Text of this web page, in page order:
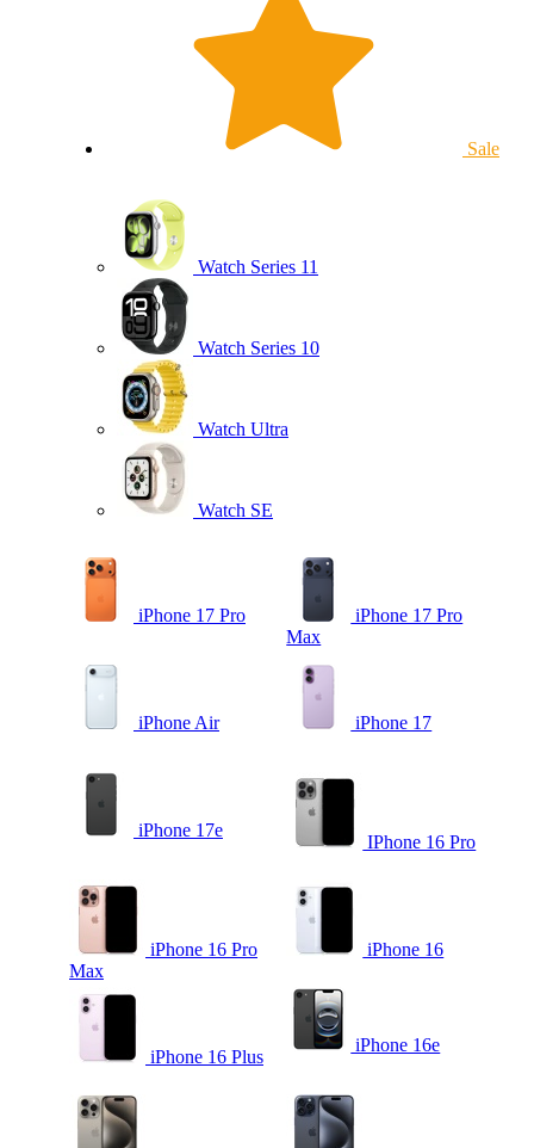
Sale
Watch Series 11
Watch Series 10
Watch Ultra
Watch SE
iPhone 17 Pro
iPhone 17 Pro
Max
iPhone Air iPhone 17
iPhone 17e
IPhone 16 Pro
iPhone 16 Pro
Max
iPhone 16
iPhone 16 Plus
iPhone 16e